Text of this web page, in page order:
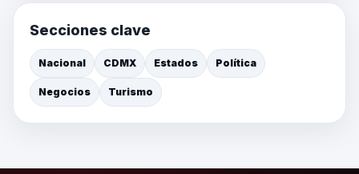
Secciones clave
Nacional CDMX Estados Política
Negocios Turismo